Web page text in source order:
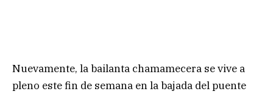
Nuevamente, la bailanta chamamecera se vive a
pleno este fin de semana en la bajada del puente